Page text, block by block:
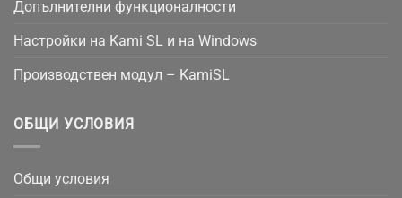
Допълнителни функционалности
Настройки на Kami SL и на Windows
Производствен модул – KamiSL
ОБЩИ УСЛОВИЯ
Общи условия